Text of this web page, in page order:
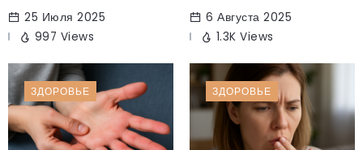
6 Августа 2025
1.3K Views
25 Июля 2025
997 Views
ЗДОРОВЬЕ ЗДОРОВЬЕ